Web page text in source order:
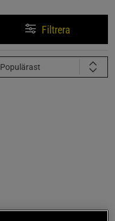
Filtrera
Populärast